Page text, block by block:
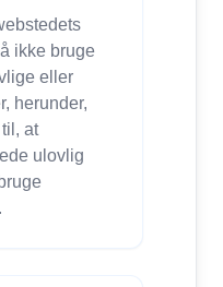
ikke bruge
eller
herunder,
at
ulovlig